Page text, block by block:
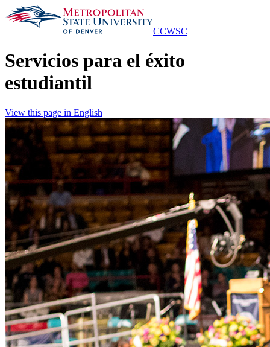
Skip
to
CCWSC
Servicios para el éxito
estudiantil
View this page in English